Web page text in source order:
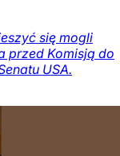
się mogli
przed Komisją do
USA.